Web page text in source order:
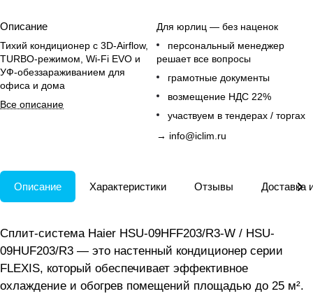
Описание
Тихий кондиционер с 3D-Airflow,
TURBO-режимом, Wi-Fi EVO и
УФ-обеззараживанием для
офиса и дома
Все описание
Для юрлиц — без наценок
персональный менеджер
решает все вопросы
грамотные документы
возмещение НДС 22%
участвуем в тендерах / торгах
→ info@iclim.ru
Описание Характеристики Отзывы Доставка
Сплит-система Haier HSU-09HFF203/R3-W / HSU-
09HUF203/R3 — это настенный кондиционер серии
FLEXIS, который обеспечивает эффективное
охлаждение и обогрев помещений площадью до 25 м².